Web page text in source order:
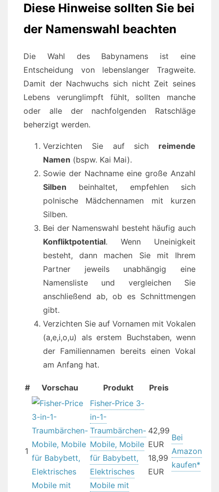
Diese Hinweise sollten Sie bei
der Namenswahl beachten
Die Wahl des Babynamens ist eine
Entscheidung von lebenslanger Tragweite.
Damit der Nachwuchs sich nicht Zeit seines
Lebens verunglimpft fühlt, sollten manche
oder alle der nachfolgenden Ratschläge
beherzigt werden.
Verzichten Sie auf sich reimende
Namen (bspw. Kai Mai).
Sowie der Nachname eine große Anzahl
Silben beinhaltet, empfehlen sich
polnische Mädchennamen mit kurzen
Silben.
Bei der Namenswahl besteht häufig auch
Konfliktpotential. Wenn Uneinigkeit
besteht, dann machen Sie mit Ihrem
Partner jeweils unabhängig eine
Namensliste und vergleichen Sie
anschließend ab, ob es Schnittmengen
gibt.
Verzichten Sie auf Vornamen mit Vokalen
(a,e,i,o,u) als erstem Buchstaben, wenn
der Familiennamen bereits einen Vokal
am Anfang hat.
# Vorschau Produkt Preis
1
Fisher-Price 3-
in-1-
Traumbärchen-
Mobile, Mobile
für Babybett,
Elektrisches
Mobile mit
42,99
EUR
18,99
EUR
Bei
Amazon
kaufen*